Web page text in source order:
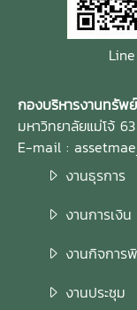
Line
กองบริหารงานทรัพ
มหาวิทยาลัยแม่โจ้
E-mail :
งาน
งาน
งานกิจ
งาน